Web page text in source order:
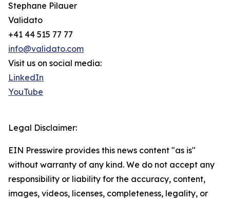
Stephane Pilauer
Validato
+41 44 515 77 77
info@validato.com
Visit us on social media:
LinkedIn
YouTube
Legal Disclaimer:
EIN Presswire provides this news content "as is"
without warranty of any kind. We do not accept any
responsibility or liability for the accuracy, content,
images, videos, licenses, completeness, legality, or